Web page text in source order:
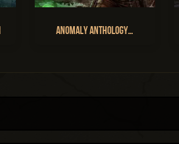
Anomaly Anthology…